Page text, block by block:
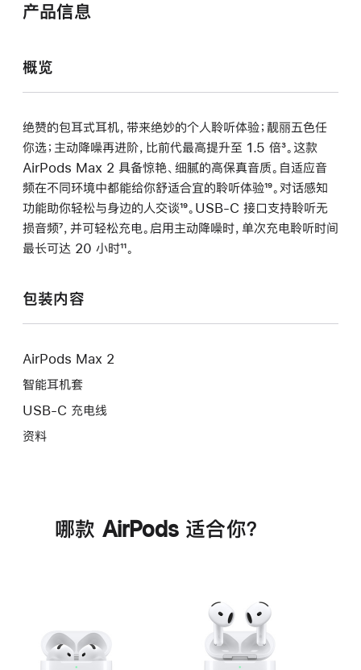
产品信息
概览
绝赞的包耳式耳机，带来绝妙的个人聆听体验；靓丽五色任
你选；主动降噪再进阶，比前代最高提升至 1.5 倍脚
注
³。这款
AirPods Max 2 具备惊艳、细腻的高保真音质。自适应音
频在不同环境中都能给你舒适合宜的聆听体验脚
注
¹⁹。对话感知
功能助你轻松与身边的人交谈脚
注
¹⁹。USB-C 接口支持聆听无
损音频脚
注
⁷，并可轻松充电。启用主动降噪时，单次充电聆听时间
最长可达 20 小时脚
¹¹。
包装内容
AirPods Max 2
智能耳机套
USB-C 充电线
资料
哪款 AirPods 适合你？